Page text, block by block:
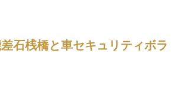
石桟橋と車セキュリティボラ